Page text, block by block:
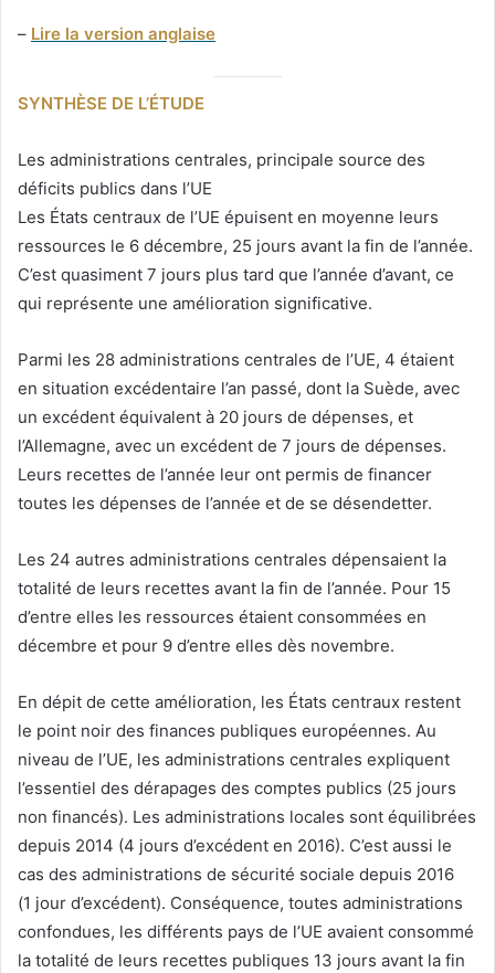
– Lire la version anglaise
SYNTHÈSE DE L’ÉTUDE
Les administrations centrales, principale source des
déficits publics dans l’UE
Les États centraux de l’UE épuisent en moyenne leurs
ressources le 6 décembre, 25 jours avant la fin de l’année.
C’est quasiment 7 jours plus tard que l’année d’avant, ce
qui représente une amélioration significative.
Parmi les 28 administrations centrales de l’UE, 4 étaient
en situation excédentaire l’an passé, dont la Suède, avec
un excédent équivalent à 20 jours de dépenses, et
l’Allemagne, avec un excédent de 7 jours de dépenses.
Leurs recettes de l’année leur ont permis de financer
toutes les dépenses de l’année et de se désendetter.
Les 24 autres administrations centrales dépensaient la
totalité de leurs recettes avant la fin de l’année. Pour 15
d’entre elles les ressources étaient consommées en
décembre et pour 9 d’entre elles dès novembre.
En dépit de cette amélioration, les États centraux restent
le point noir des finances publiques européennes. Au
niveau de l’UE, les administrations centrales expliquent
l’essentiel des dérapages des comptes publics (25 jours
non financés). Les administrations locales sont équilibrées
depuis 2014 (4 jours d’excédent en 2016). C’est aussi le
cas des administrations de sécurité sociale depuis 2016
(1 jour d’excédent). Conséquence, toutes administrations
confondues, les différents pays de l’UE avaient consommé
la totalité de leurs recettes publiques 13 jours avant la fin